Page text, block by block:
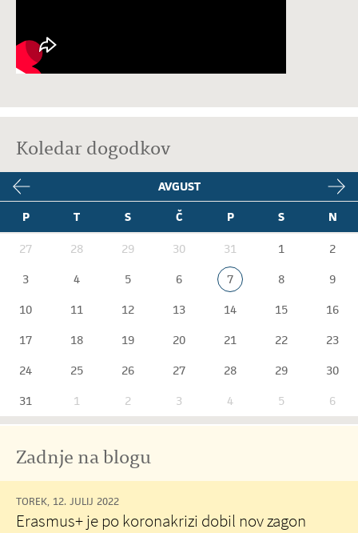
Koledar dogodkov
AVGUST
P
T S Č P S N
27 28 29 30 31 1
2
3
4 5 6 7 8
9
10
11 12 13 14 15
16
17
18 19 20 21 22
23
24
25 26 27 28 29
30
31
1 2 3 4 5 6
Zadnje na blogu
TOREK, 12. JULIJ 2022
Erasmus+ je po koronakrizi dobil nov zagon